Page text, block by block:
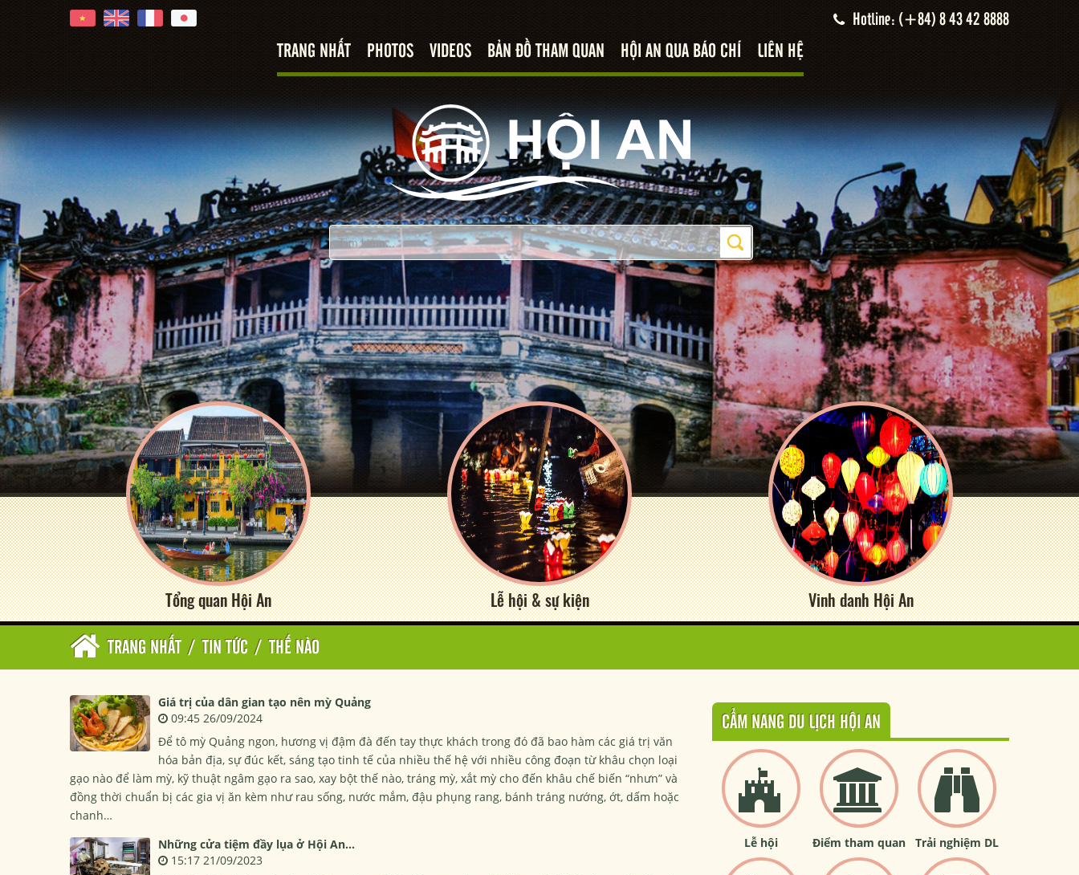
Hotline: (+84) 8 43 42 8888
TRANG NHẤT PHOTOS VIDEOS BẢN ĐỒ THAM QUAN HỘI AN QUA BÁO CHÍ LIÊN HỆ
Tổng quan Hội An Lễ hội & sự kiện Vinh danh Hội An
TRANG NHẤT / TIN TỨC / THẾ NÀO
Giá trị của dân gian tạo nên mỳ Quảng
09:45 26/09/2024
Để tô mỳ Quảng ngon, hương vị đậm đà đến tay thực khách trong đó đã bao hàm các giá trị văn
hóa bản địa, sự đúc kết, sáng tạo tinh tế của nhiều thế hệ với nhiều công đoạn từ khâu chọn loại
gạo nào để làm mỳ, kỹ thuật ngâm gạo ra sao, xay bột thế nào, tráng mỳ, xắt mỳ cho đến khâu chế biến “nhưn” và
đồng thời chuẩn bị các gia vị ăn kèm như rau sống, nước mắm, đậu phụng rang, bánh tráng nướng, ớt, dấm hoặc
chanh…
Những cửa tiệm đầy lụa ở Hội An...
15:17 21/09/2023
CẨM NANG DU LỊCH HỘI AN
Lễ hội Điểm tham quan Trải nghiệm DL